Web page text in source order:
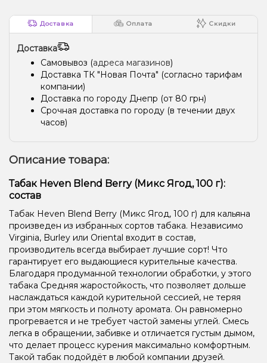
Доставка Оплата Скидки
Доставка
Самовывоз (адреса магазинов)
Доставка ТК "Новая Почта" (согласно тарифам
компании)
Доставка по городу Днепр (от 80 грн)
Срочная доставка по городу (в течении двух
часов)
Описание товара:
Табак Heven Blend Berry (Микс Ягод, 100 г):
состав
Табак Heven Blend Berry (Микс Ягод, 100 г) для кальяна
произведен из избранных сортов табака. Независимо
Virginia, Burley или Oriental входит в состав,
производитель всегда выбирает лучшие сорт! Что
гарантирует его выдающиеся курительные качества.
Благодаря продуманной технологии обработки, у этого
табака Средняя жаростойкость, что позволяет дольше
наслаждаться каждой курительной сессией, не теряя
при этом мягкость и полноту аромата. Он равномерно
прогревается и не требует частой замены углей. Смесь
легка в обращении, забивке и отличается густым дымом,
что делает процесс курения максимально комфортным.
Такой табак подойдёт в любой компании друзей.